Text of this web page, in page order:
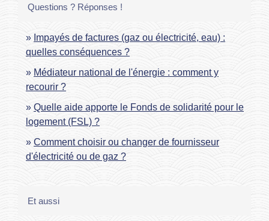
Questions ? Réponses !
Impayés de factures (gaz ou électricité, eau) :
quelles conséquences ?
Médiateur national de l'énergie : comment y
recourir ?
Quelle aide apporte le Fonds de solidarité pour le
logement (FSL) ?
Comment choisir ou changer de fournisseur
d'électricité ou de gaz ?
Et aussi